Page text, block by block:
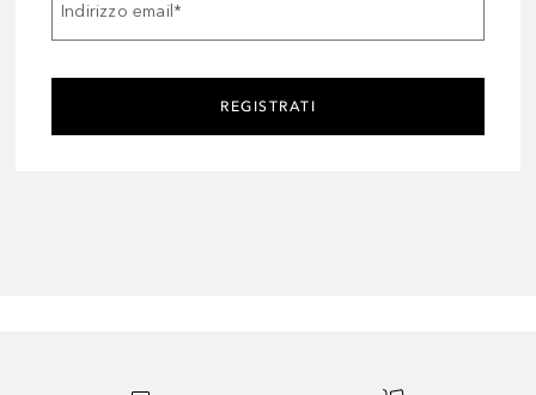
Indirizzo email*
REGISTRATI